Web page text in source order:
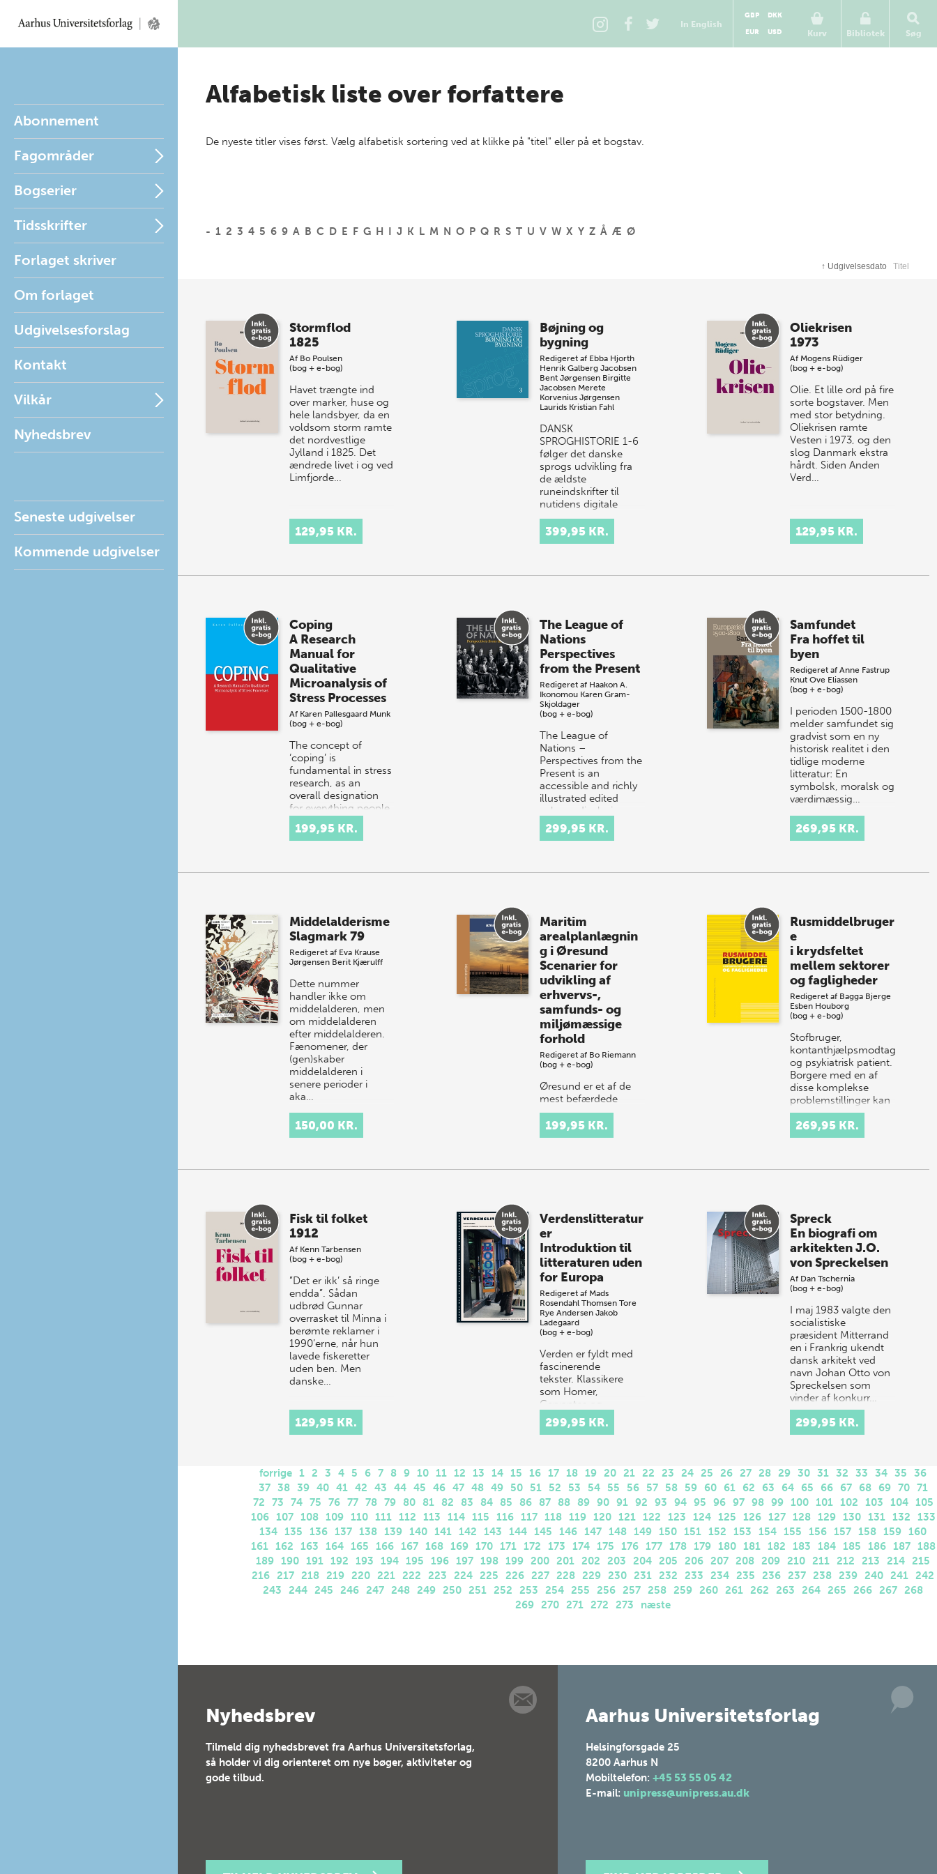
In English
Kurv
GBP
DKK
EUR
USD Bibliotek Søg
Abonnement
Fagområder
Bogserier
Tidsskrifter
Forlaget skriver
Om forlaget
Udgivelsesforslag
Kontakt
Vilkår
Nyhedsbrev
Seneste udgivelser
Kommende udgivelser
Alfabetisk liste over forfattere
De nyeste titler vises først. Vælg alfabetisk sortering ved at klikke på "titel" eller på et bogstav.
- 1 2 3 4 5 6 9 A B C D E F G H I J K L M N O P Q R S T U V W X Y Z Å Æ Ø
↑ Udgivelsesdato Titel
Stormflod
1825
Af Bo Poulsen
(bog + e-bog)
Havet trængte ind
over marker, huse og
hele landsbyer, da en
voldsom storm ramte
det nordvestlige
Jylland i 1825. Det
ændrede livet i og ved
Limfjorde…
129,95 KR.
Bøjning og
bygning
Redigeret af Ebba Hjorth
Henrik Galberg Jacobsen
Bent Jørgensen Birgitte
Jacobsen Merete
Korvenius Jørgensen
Laurids Kristian Fahl
DANSK
SPROGHISTORIE 1-6
følger det danske
sprogs udvikling fra
de ældste
runeindskrifter til
nutidens digitale
tekster. I værkets seks
bind beretter s…
399,95 KR.
Oliekrisen
1973
Af Mogens Rüdiger
(bog + e-bog)
Olie. Et lille ord på fire
sorte bogstaver. Men
med stor betydning.
Oliekrisen ramte
Vesten i 1973, og den
slog Danmark ekstra
hårdt. Siden Anden
Verd…
129,95 KR.
Coping
A Research
Manual for
Qualitative
Microanalysis of
Stress Processes
Af Karen Pallesgaard Munk
(bog + e-bog)
The concept of
‘coping’ is
fundamental in stress
research, as an
overall designation
for everything people
stressful situations. In
199,95 KR.
The League of
Nations
Perspectives
from the Present
Redigeret af Haakon A.
Ikonomou Karen Gram-
Skjoldager
(bog + e-bog)
The League of
Nations –
Perspectives from the
Present is an
accessible and richly
illustrated edited
volume displaying a
wide variety of
cutting-…
299,95 KR.
Samfundet
Fra hoffet til
byen
Redigeret afAnne Fastrup
Knut Ove Eliassen
(bog + e-bog)
I perioden 1500-1800
melder samfundet sig
gradvist som en ny
historisk realitet i den
tidlige moderne
litteratur: En
symbolsk, moralsk og
værdimæssig…
269,95 KR.
Middelalderisme
Slagmark 79
Redigeret af Eva Krause
Jørgensen Berit Kjærulff
Dette nummer
handler ikke om
middelalderen, men
om middelalderen
efter middelalderen.
Fænomener, der
(gen)skaber
middelalderen i
senere perioder i
aka…
150,00 KR.
Maritim
arealplanlægnin
g i Øresund
Scenarier for
udvikling af
erhvervs-,
samfunds- og
miljømæssige
forhold
Redigeret af Bo Riemann
(bog + e-bog)
Øresund er et af de
mest befærdede
farvande og
kystområder i verden.
Store container- og
langs, mens
199,95 KR.
Rusmiddelbruger
e
i krydsfeltet
mellem sektorer
og fagligheder
Redigeret af Bagga Bjerge
Esben Houborg
(bog + e-bog)
Stofbruger,
kontanthjælpsmodtager
og psykiatrisk patient.
Borgere med en af
disse komplekse
problemstillinger kan
få hjælp fra det
danske velfærdssyst…
269,95 KR.
Fisk til folket
1912
Af Kenn Tarbensen
(bog + e-bog)
”Det er ikk’ så ringe
endda”. Sådan
udbrød Gunnar
overrasket til Minna i
berømte reklamer i
1990’erne, når hun
lavede fiskeretter
uden ben. Men
danske…
129,95 KR.
Verdenslitteratur
er
Introduktion til
litteraturen uden
for Europa
Redigeret af Mads
Rosendahl Thomsen Tore
Rye Andersen Jakob
Ladegaard
(bog + e-bog)
Verden er fyldt med
fascinerende
tekster. Klassikere
som Homer,
Cervantes og
Shakespeare. Men
også mange, vi
299,95 KR.
Spreck
En biografi om
arkitekten J.O.
von Spreckelsen
Af Dan Tschernia
(bog + e-bog)
I maj 1983 valgte den
socialistiske
præsident Mitterrand
en i Frankrig ukendt
dansk arkitekt ved
navn Johan Otto von
Spreckelsen som
vinder af konkurr…
299,95 KR.
forrige 1 2 3 4 5 6 7 8 9 10 11 12 13 14 15 16 17 18 19 20 21 22 23 24 25 26 27 28 29 30 31 32 33 34 35
36
37 38 39 40 41 42 43 44 45 46 47 48 49 50 51 52 53 54 55 56 57 58 59 60 61 62 63 64 65 66 67 68 69 70 71
72
73 74 75 76 77 78 79 80 81 82 83 84 85 86 87 88 89 90 91 92 93 94 95 96 97 98 99 100 101 102 103 104 105
106 107 108 109 110 111 112 113 114 115 116 117 118 119 120 121 122 123 124 125 126 127 128 129 130 131 132
133
134 135 136 137 138 139 140 141 142 143 144 145 146 147 148 149 150 151 152 153 154 155 156 157 158 159 160
161 162 163 164 165 166 167 168 169 170 171 172 173 174 175 176 177 178 179 180 181 182 183 184 185 186 187 188
189 190 191 192 193 194 195 196 197 198 199 200 201 202 203 204 205 206 207 208 209 210 211 212 213 214 215
216 217 218 219 220 221 222 223 224 225 226 227 228 229 230 231 232 233 234 235 236 237 238 239 240 241 242
243
244 245 246 247 248 249 250 251 252 253 254 255 256 257 258 259 260 261 262 263 264 265 266 267 268
269 270 271 272 273 næste
Nyhedsbrev
Tilmeld dig nyhedsbrevet fra Aarhus Universitetsforlag,
så holder vi dig orienteret om nye bøger, aktiviteter og
gode tilbud.
Aarhus Universitetsforlag
Helsingforsgade 25
8200 Aarhus N
Mobiltelefon: +45 53 55 05 42
E-mail: unipress@unipress.au.dk